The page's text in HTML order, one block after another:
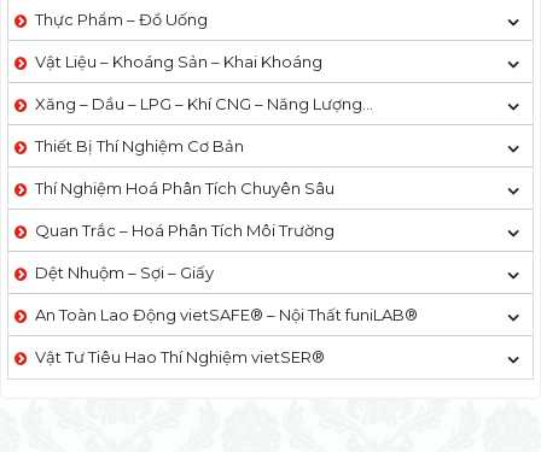
Thực Phẩm – Đồ Uống
Vật Liệu – Khoáng Sản – Khai Khoáng
Xăng – Dầu – LPG – Khí CNG – Năng Lượng…
Thiết Bị Thí Nghiệm Cơ Bản
Thí Nghiệm Hoá Phân Tích Chuyên Sâu
Quan Trắc – Hoá Phân Tích Môi Trường
Dệt Nhuộm – Sợi – Giấy
An Toàn Lao Động vietSAFE® – Nội Thất funiLAB®
Vật Tư Tiêu Hao Thí Nghiệm vietSER®